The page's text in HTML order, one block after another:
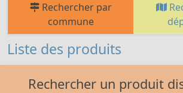
Rechercher par
commune
Liste des produits
Rechercher un produit